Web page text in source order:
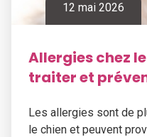
12 mai 2026
Allergies chez
traiter et
Les allergies sont de
le chien et peuvent